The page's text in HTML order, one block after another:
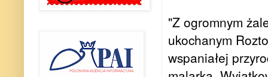
"Z ogromnym
ukochanym
wspaniałej